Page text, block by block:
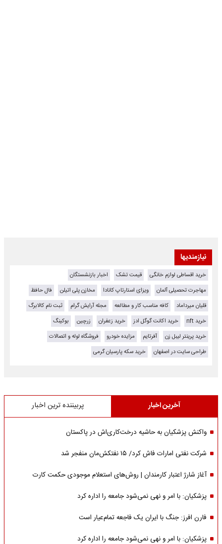
نیازمندیها
خرید اقساطی لوازم خانگی قیمت تشک
اخبار بازنشستگان
مهاجرت تحصیلی آلمان
ویزای استارتاپ کانادا مخازن پلی اتیلن
فال حافظ
قلیان میرداماد
کافه مناسب کار و مطالعه مجله آرایش گرام
ثبت نام کالابرگ
خرید nft
خرید اکانت گوگل ادز خرید زعفران زرچین
بوکینگ
خرید پرینتر لیبل زن
آفرتایم مزایده خودرو
فروشگاه لوله و اتصالات
طراحی سایت در اصفهان
خرید سکه پارسیان گرمی
آخرین اخبار پربیننده ترین اخبار
واکنش پزشکیان به حاشیه درخت‌کاری‌اش در پاکستان
شرکت نفتی امارات فاش کرد/ ۱۵ نفتکش‌مان منفجر شد
آغاز شارژ اعتبار کارمندان | روش‌های استعلام موجودی حکمت کارت
پزشکیان: با امر و نهی نمی‌شود جامعه را اداره کرد
فارن افرز: جنگ با ایران یک فاجعه تمام‌عیار است
پزشکیان: با امر و نهی نمی‌شود جامعه را اداره کرد